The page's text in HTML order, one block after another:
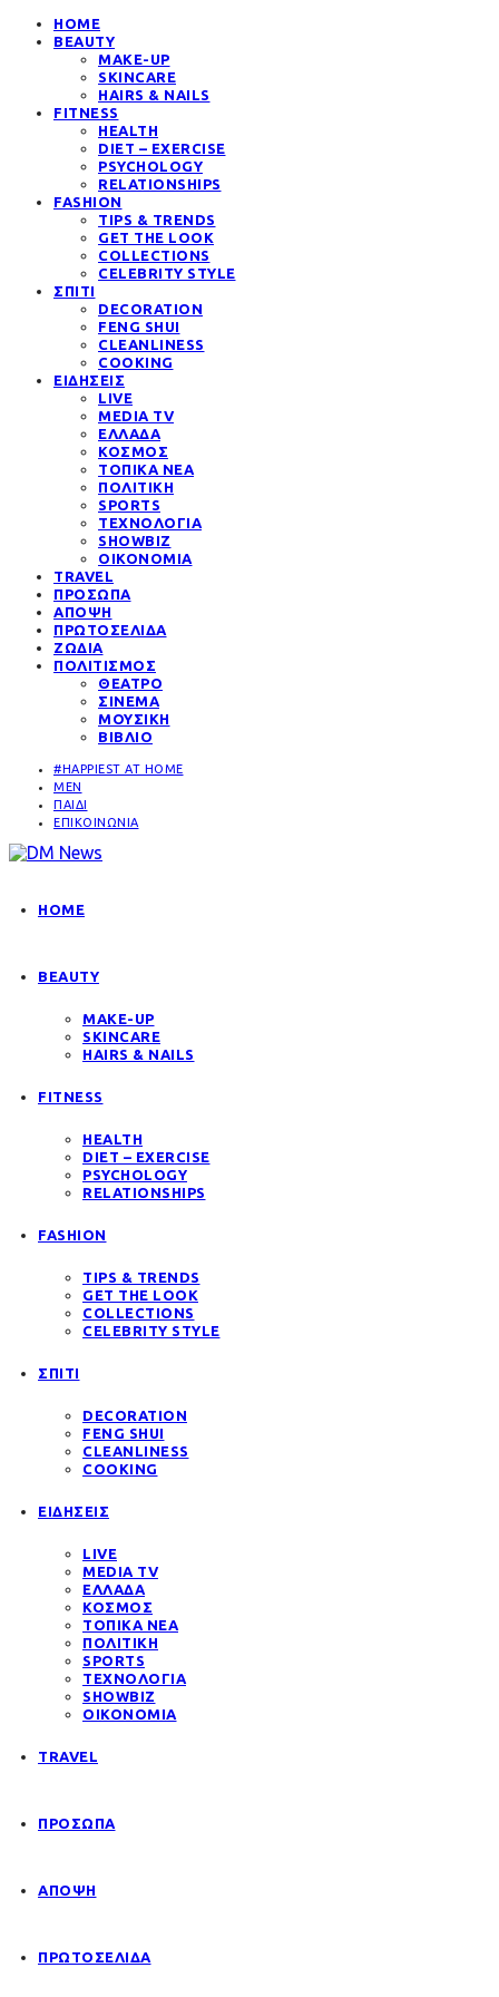
HOME
BEAUTY
MAKE-UP
SKINCARE
HAIRS & NAILS
FITNESS
HEALTH
DIET – EXERCISE
PSYCHOLOGY
RELATIONSHIPS
FASHION
TIPS & TRENDS
GET THE LOOK
COLLECTIONS
CELEBRITY STYLE
ΣΠΙΤΙ
DECORATION
FENG SHUI
CLEANLINESS
COOKING
ΕΙΔΗΣΕΙΣ
LIVE
MEDIA TV
ΕΛΛΑΔΑ
ΚΟΣΜΟΣ
ΤΟΠΙΚΑ ΝΕΑ
ΠΟΛΙΤΙΚΗ
SPORTS
ΤΕΧΝΟΛΟΓΙΑ
SHOWBIZ
ΟΙΚΟΝΟΜΙΑ
TRAVEL
ΠΡΟΣΩΠΑ
ΑΠΟΨΗ
ΠΡΩΤΟΣΕΛΙΔΑ
ΖΩΔΙΑ
ΠΟΛΙΤΙΣΜΟΣ
ΘΕΑΤΡΟ
ΣΙΝΕΜΑ
ΜΟΥΣΙΚΗ
ΒΙΒΛΙΟ
#HAPPIEST AT HOME
MEN
ΠΑΙΔΙ
ΕΠΙΚΟΙΝΩΝΙΑ
HOME
BEAUTY
MAKE-UP
SKINCARE
HAIRS & NAILS
FITNESS
HEALTH
DIET – EXERCISE
PSYCHOLOGY
RELATIONSHIPS
FASHION
TIPS & TRENDS
GET THE LOOK
COLLECTIONS
CELEBRITY STYLE
ΣΠΙΤΙ
DECORATION
FENG SHUI
CLEANLINESS
COOKING
ΕΙΔΗΣΕΙΣ
LIVE
MEDIA TV
ΕΛΛΑΔΑ
ΚΟΣΜΟΣ
ΤΟΠΙΚΑ ΝΕΑ
ΠΟΛΙΤΙΚΗ
SPORTS
ΤΕΧΝΟΛΟΓΙΑ
SHOWBIZ
ΟΙΚΟΝΟΜΙΑ
TRAVEL
ΠΡΟΣΩΠΑ
ΑΠΟΨΗ
ΠΡΩΤΟΣΕΛΙΔΑ